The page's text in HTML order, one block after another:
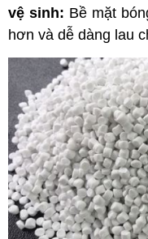
vệ sinh: Bề mặt
hơn và dễ dàng lau